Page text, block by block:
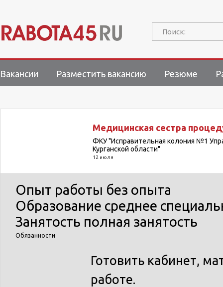
Поиск:
Вакансии Разместить вакансию Резюме
Медицинская сестра
ФКУ "Исправительная колония №1
Курганской области"
12 июля
Опыт работы без опыта
Образование среднее
Занятость полная занятость
Обязанности
Готовить кабинет,
работе.